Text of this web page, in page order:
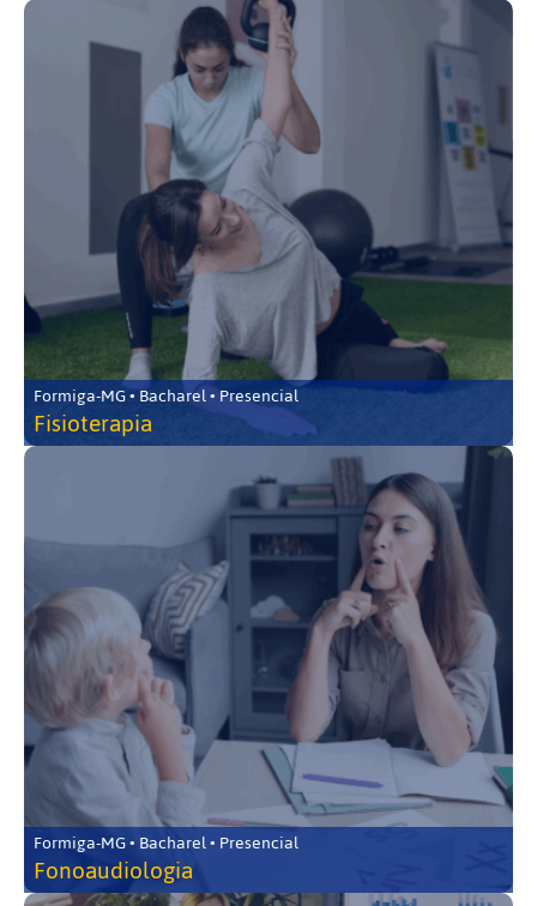
Formiga-MG • Bacharel • Presencial
Fisioterapia
Formiga-MG • Bacharel • Presencial
Fonoaudiologia